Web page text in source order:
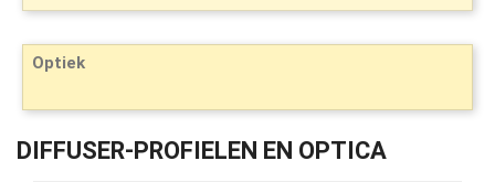
Optiek
DIFFUSER-PROFIELEN EN OPTICA